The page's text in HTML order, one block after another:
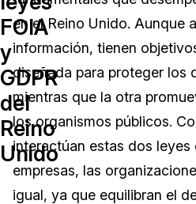
Redacción de
Redacción de audio
Redacción de
Transcripción y
Cuerpos Policiales
Transportación
Educación
El Gobierno
Precios
Recursos
Preguntas Frecuentes
Artículos
Casos Practicos
Eventos
FOIA
y
GDPR
del
Reino
Unido
en el Reino Unido. Aunque
información, tienen
diseñada para proteger los
mientras que la otra
los organismos públicos.
interactúan estas dos leyes
empresas, las
igual, ya que equilibran el